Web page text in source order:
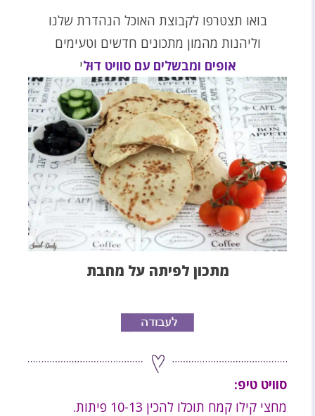
בואו תצטרפו לקבוצת האוכל הנהדרת שלנו
וליהנות מהמון מתכונים חדשים וטעימים
אופים ומבשלים עם סוויט דוּלי
מתכון לפיתה על מחבת
סוויט טיפ:
מחצי קילו קמח תוכלו להכין 10-13 פיתות.